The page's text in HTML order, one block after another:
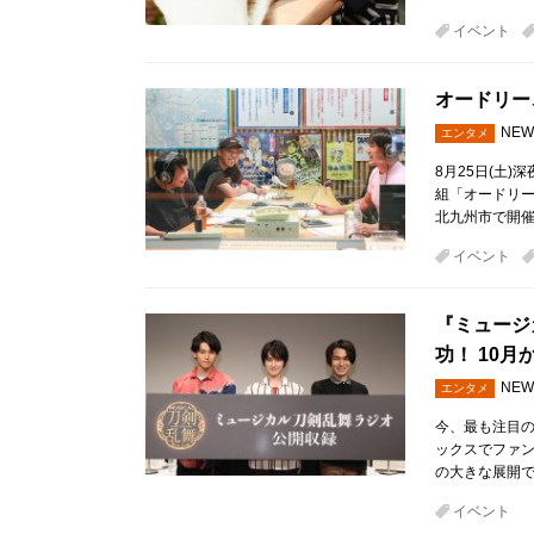
イベント
オードリ
エンタメ
8月25日(土)深
組「オードリ
北九州市で開
イベント
『ミュー
功！ 10月
エンタメ
今、最も注目
ックスでファ
の大きな展開
イベント